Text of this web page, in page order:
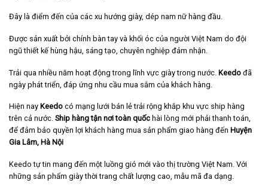
Đây là điểm đến của các xu hướng giày, dép nam nữ hàng đầu.
Được sản xuất bởi chính bàn tay và khối óc của người Việt Nam do đội
ngũ thiết kế hùng hậu, sáng tạo, chuyên nghiệp đảm nhận.
Trải qua nhiều năm hoạt động trong lĩnh vực giày trong nước. Keedo đã
ngày phát triển, đáp ứng nhu cầu mua sắm của khách hàng.
Hiện nay Keedo có mạng lưới bán lẻ trải rộng khắp khu vực ship hàng
trên cả nước. Ship hàng tận nơi toàn quốc hài lòng mới phải thanh toán,
để đảm bảo quyền lợi khách hàng mua sản phẩm giao hàng đến Huyện
Gia Lâm, Hà Nội
Keedo tự tin mang đến một luồng gió mới vào thị trường Việt Nam. Với
những sản phẩm giày thời trang chất lượng cao, mẫu mã đa dạng.